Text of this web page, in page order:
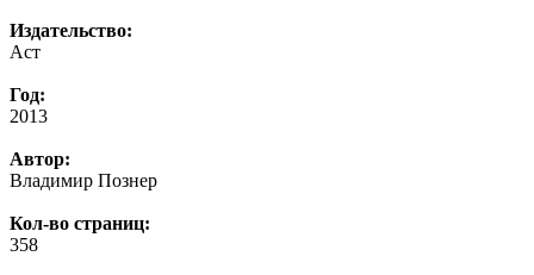
Издательство:
Аст
Год:
2013
Автор:
Владимир Познер
Кол-во страниц:
358